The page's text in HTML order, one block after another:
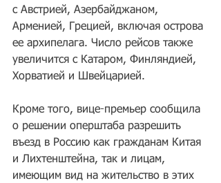
с Австрией, Азербайджаном,
Арменией, Грецией, включая острова
ее архипелага. Число рейсов также
увеличится с Катаром, Финляндией,
Хорватией и Швейцарией.
Кроме того, вице-премьер сообщила
о решении оперштаба разрешить
въезд в Россию как гражданам Китая
и Лихтенштейна, так и лицам,
имеющим вид на жительство в этих